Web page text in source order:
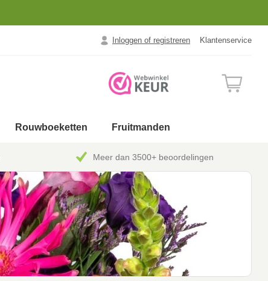
Inloggen of registreren Klantenservice
Rouwboeketten Fruitmanden
Meer dan 3500+ beoordelingen